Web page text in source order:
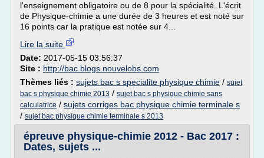
l'enseignement obligatoire ou de 8 pour la spécialité. L'écrit
de Physique-chimie a une durée de 3 heures et est noté sur
16 points car la pratique est notée sur 4...
Lire la suite
Date: 2017-05-15 03:56:37
Site : http://bac.blogs.nouvelobs.com
Thèmes liés : sujets bac s specialite physique chimie / sujet
bac s physique chimie 2013 / sujet bac s physique chimie sans
calculatrice / sujets corriges bac physique chimie terminale s
/ sujet bac physique chimie terminale s 2013
épreuve physique-chimie 2012 - Bac 2017 :
Dates, sujets ...